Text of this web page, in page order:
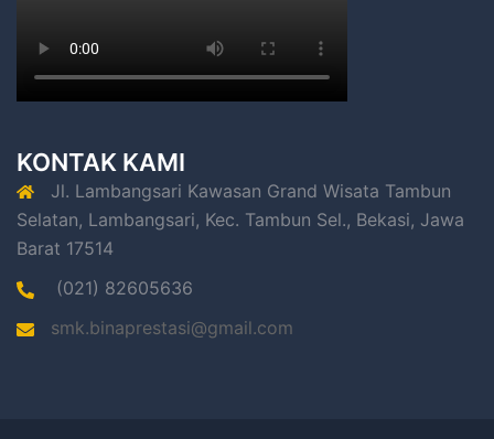
KONTAK KAMI
Jl. Lambangsari Kawasan Grand Wisata Tambun
Selatan, Lambangsari, Kec. Tambun Sel., Bekasi, Jawa
Barat 17514
(021) 82605636
smk.binaprestasi@gmail.com